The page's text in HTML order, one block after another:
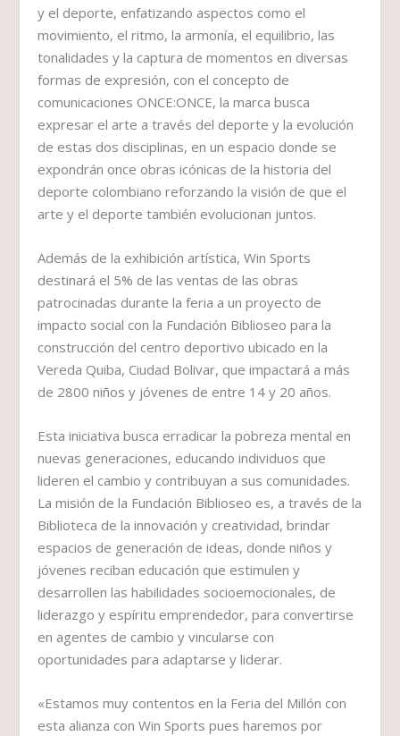
y el deporte, enfatizando aspectos como el
movimiento, el ritmo, la armonía, el equilibrio, las
tonalidades y la captura de momentos en diversas
formas de expresión, con el concepto de
comunicaciones ONCE:ONCE, la marca busca
expresar el arte a través del deporte y la evolución
de estas dos disciplinas, en un espacio donde se
expondrán once obras icónicas de la historia del
deporte colombiano reforzando la visión de que el
arte y el deporte también evolucionan juntos.
Además de la exhibición artística, Win Sports
destinará el 5% de las ventas de las obras
patrocinadas durante la feria a un proyecto de
impacto social con la Fundación Biblioseo para la
construcción del centro deportivo ubicado en la
Vereda Quiba, Ciudad Bolivar, que impactará a más
de 2800 niños y jóvenes de entre 14 y 20 años.
Esta iniciativa busca erradicar la pobreza mental en
nuevas generaciones, educando individuos que
lideren el cambio y contribuyan a sus comunidades.
La misión de la Fundación Biblioseo es, a través de la
Biblioteca de la innovación y creatividad, brindar
espacios de generación de ideas, donde niños y
jóvenes reciban educación que estimulen y
desarrollen las habilidades socioemocionales, de
liderazgo y espíritu emprendedor, para convertirse
en agentes de cambio y vincularse con
oportunidades para adaptarse y liderar.
«Estamos muy contentos en la Feria del Millón con
esta alianza con Win Sports pues haremos por